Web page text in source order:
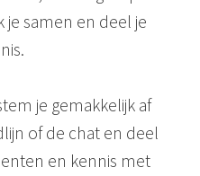
je samen en deel je
je gemakkelijk af
of de chat en deel
en kennis met